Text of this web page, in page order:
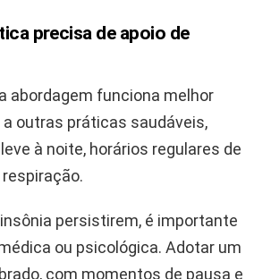
precisa de apoio de
abordagem funciona melhor
outras práticas saudáveis,
à noite, horários regulares de
persistirem, é importante
ou psicológica. Adotar um
com momentos de pausa e